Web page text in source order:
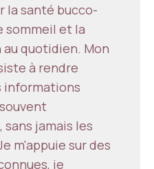
la santé bucco-
sommeil et la
quotidien. Mon
à rendre
informations
sans jamais les
m'appuie sur des
je